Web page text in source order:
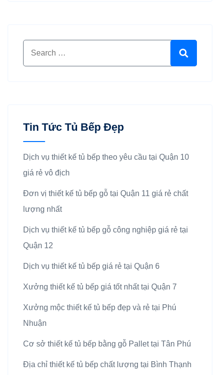
Tin Tức Tủ Bếp Đẹp
Dịch vụ thiết kế tủ bếp theo yêu cầu tại Quận 10
giá rẻ vô địch
Đơn vị thiết kế tủ bếp gỗ tại Quận 11 giá rẻ chất
lượng nhất
Dịch vụ thiết kế tủ bếp gỗ công nghiệp giá rẻ tại
Quận 12
Dịch vụ thiết kế tủ bếp giá rẻ tại Quận 6
Xưởng thiết kế tủ bếp giá tốt nhất tại Quận 7
Xưởng mộc thiết kế tủ bếp đẹp và rẻ tại Phú
Nhuận
Cơ sở thiết kế tủ bếp bằng gỗ Pallet tại Tân Phú
Địa chỉ thiết kế tủ bếp chất lượng tại Bình Thạnh